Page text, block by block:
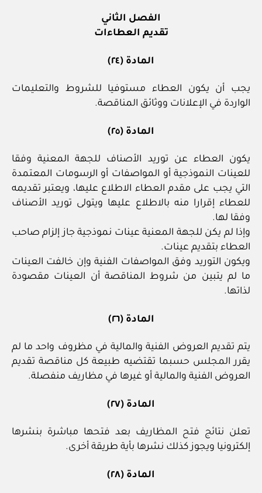
الفصل الثاني
تقديم العطاءات
المادة (٢٤)
يجب أن يكون العطاء مستوفيا للشروط والتعليمات
الواردة في الإعلانات ووثائق المناقصة.
المادة (٢٥)
يكون العطاء عن توريد الأصناف للجهة المعنية وفقا
للعينات النموذجية أو المواصفات أو الرسومات المعتمدة
التي يجب على مقدم العطاء الاطلاع عليها، ويعتبر تقديمه
للعطاء إقرارا منه بالاطلاع عليها ويتولى توريد الأصناف
وفقا لها.
وإذا لم يكن للجهة المعنية عينات نموذجية جاز إلزام صاحب
العطاء بتقديم عينات.
ويكون التوريد وفق المواصفات الفنية وإن خالفت العينات
ما لم يتبين من شروط المناقصة أن العينات مقصودة
لذاتها.
المادة (٢٦)
يتم تقديم العروض الفنية والمالية في مظروف واحد ما لم
يقرر المجلس حسبما تقتضيه طبيعة كل مناقصة تقديم
العروض الفنية والمالية أو غيرها في مظاريف منفصلة.
المادة (٢٧)
تعلن نتائج فتح المظاريف بعد فتحها مباشرة بنشرها
إلكترونيا ويجوز كذلك نشرها بأية طريقة أخرى.
المادة (٢٨)